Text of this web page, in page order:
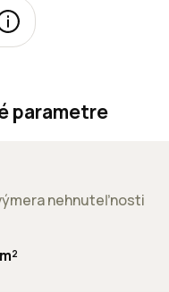
parametre
nehnuteľnosti